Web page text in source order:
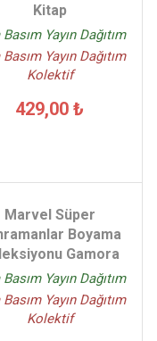
Kitap
Yayın Dağıtım
Yayın Dağıtım
Kolektif
429,00 ₺
Marvel Süper
Boyama
Gamora
Yayın Dağıtım
Yayın Dağıtım
Kolektif